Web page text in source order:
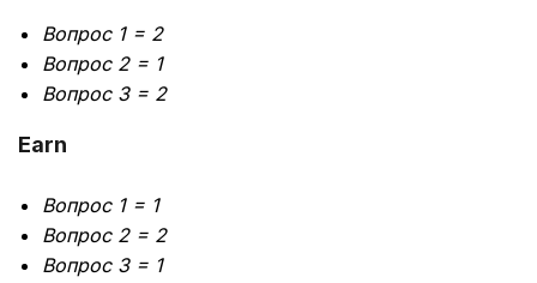
Вопрос 1 = 2
Вопрос 2 = 1
Вопрос 3 = 2
Earn
Вопрос 1 = 1
Вопрос 2 = 2
Вопрос 3 = 1